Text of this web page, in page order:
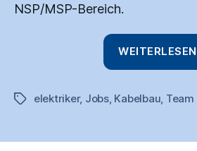
NSP/MSP-Bereich.
WEITERLESEN
Schlagwörter
elektriker, Jobs, Kabelbau Team